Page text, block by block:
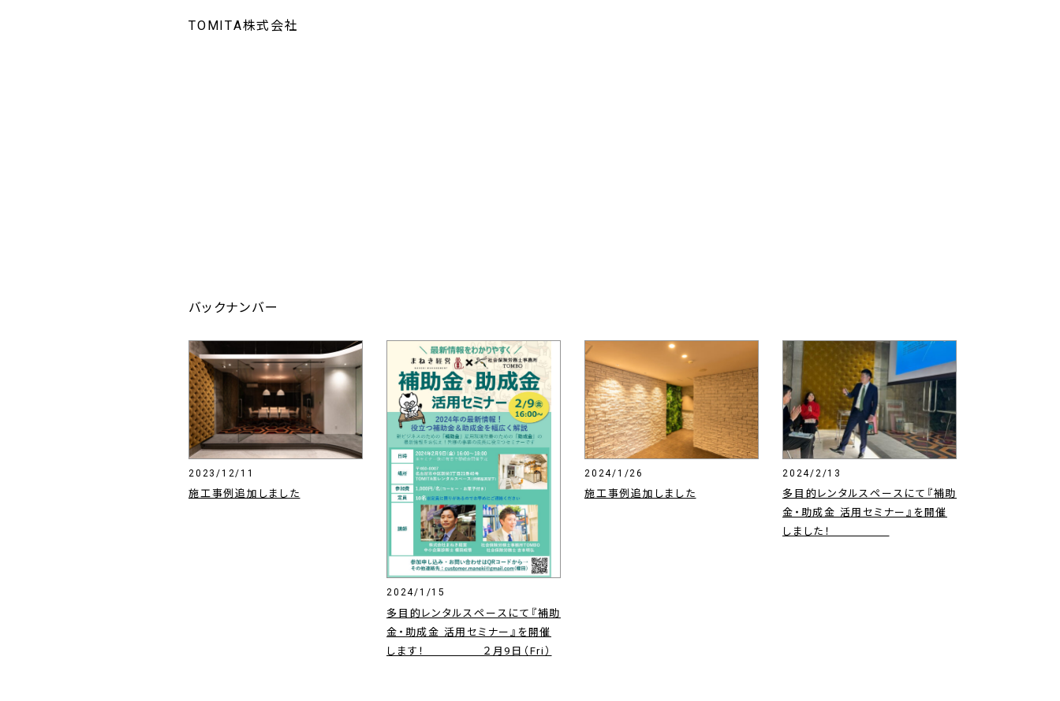
TOMITA株式会社
バックナンバー
2023/12/11
施工事例追加しました
2024/1/15
多目的レンタルスペースにて『補助
金・助成金 活用セミナー』を開催
します！ ２月9日（Fri）
2024/1/26
施工事例追加しました
2024/2/13
多目的レンタルスペースにて『補助
金・助成金 活用セミナー』を開催
しました！